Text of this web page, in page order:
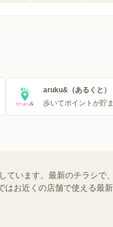
aruku&（あるくと）
歩いてポイントが貯
ています。最新のチラシ
お近くの店舗で使える最